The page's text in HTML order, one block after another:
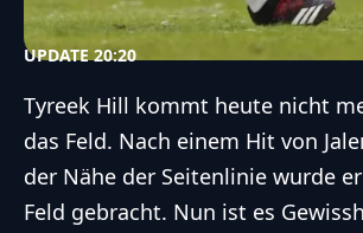
UPDATE 20:20
Tyreek Hill kommt heute nicht
das Feld. Nach einem Hit von
der Nähe der Seitenlinie wurde
Feld gebracht. Nun ist es